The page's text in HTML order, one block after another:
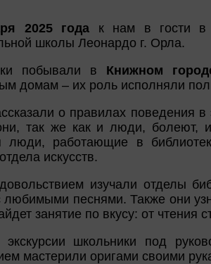
2025 года к нам в гости в
школы Леонардо г. Орла.
побывали в Книжном
домам – их роль исполняли
о правилах поведения в
так же как и люди, болеют,
люди, работающие в
искусств.
изучали отделы
любимыми песнями. Также они
занятие по вкусу: от чтения
школьники под
мастерили оригами своими